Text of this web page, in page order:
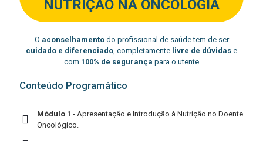
NUTRIÇÃO NA ONCOLOGIA
O aconselhamentodo profissional de saúde tem de ser
cuidado e diferenciado, completamente livre de dúvidas e
com 100% de segurança para o utente
Conteúdo Programático
Módulo 1 - Apresentação e Introdução à Nutrição no Doente
Oncológico.